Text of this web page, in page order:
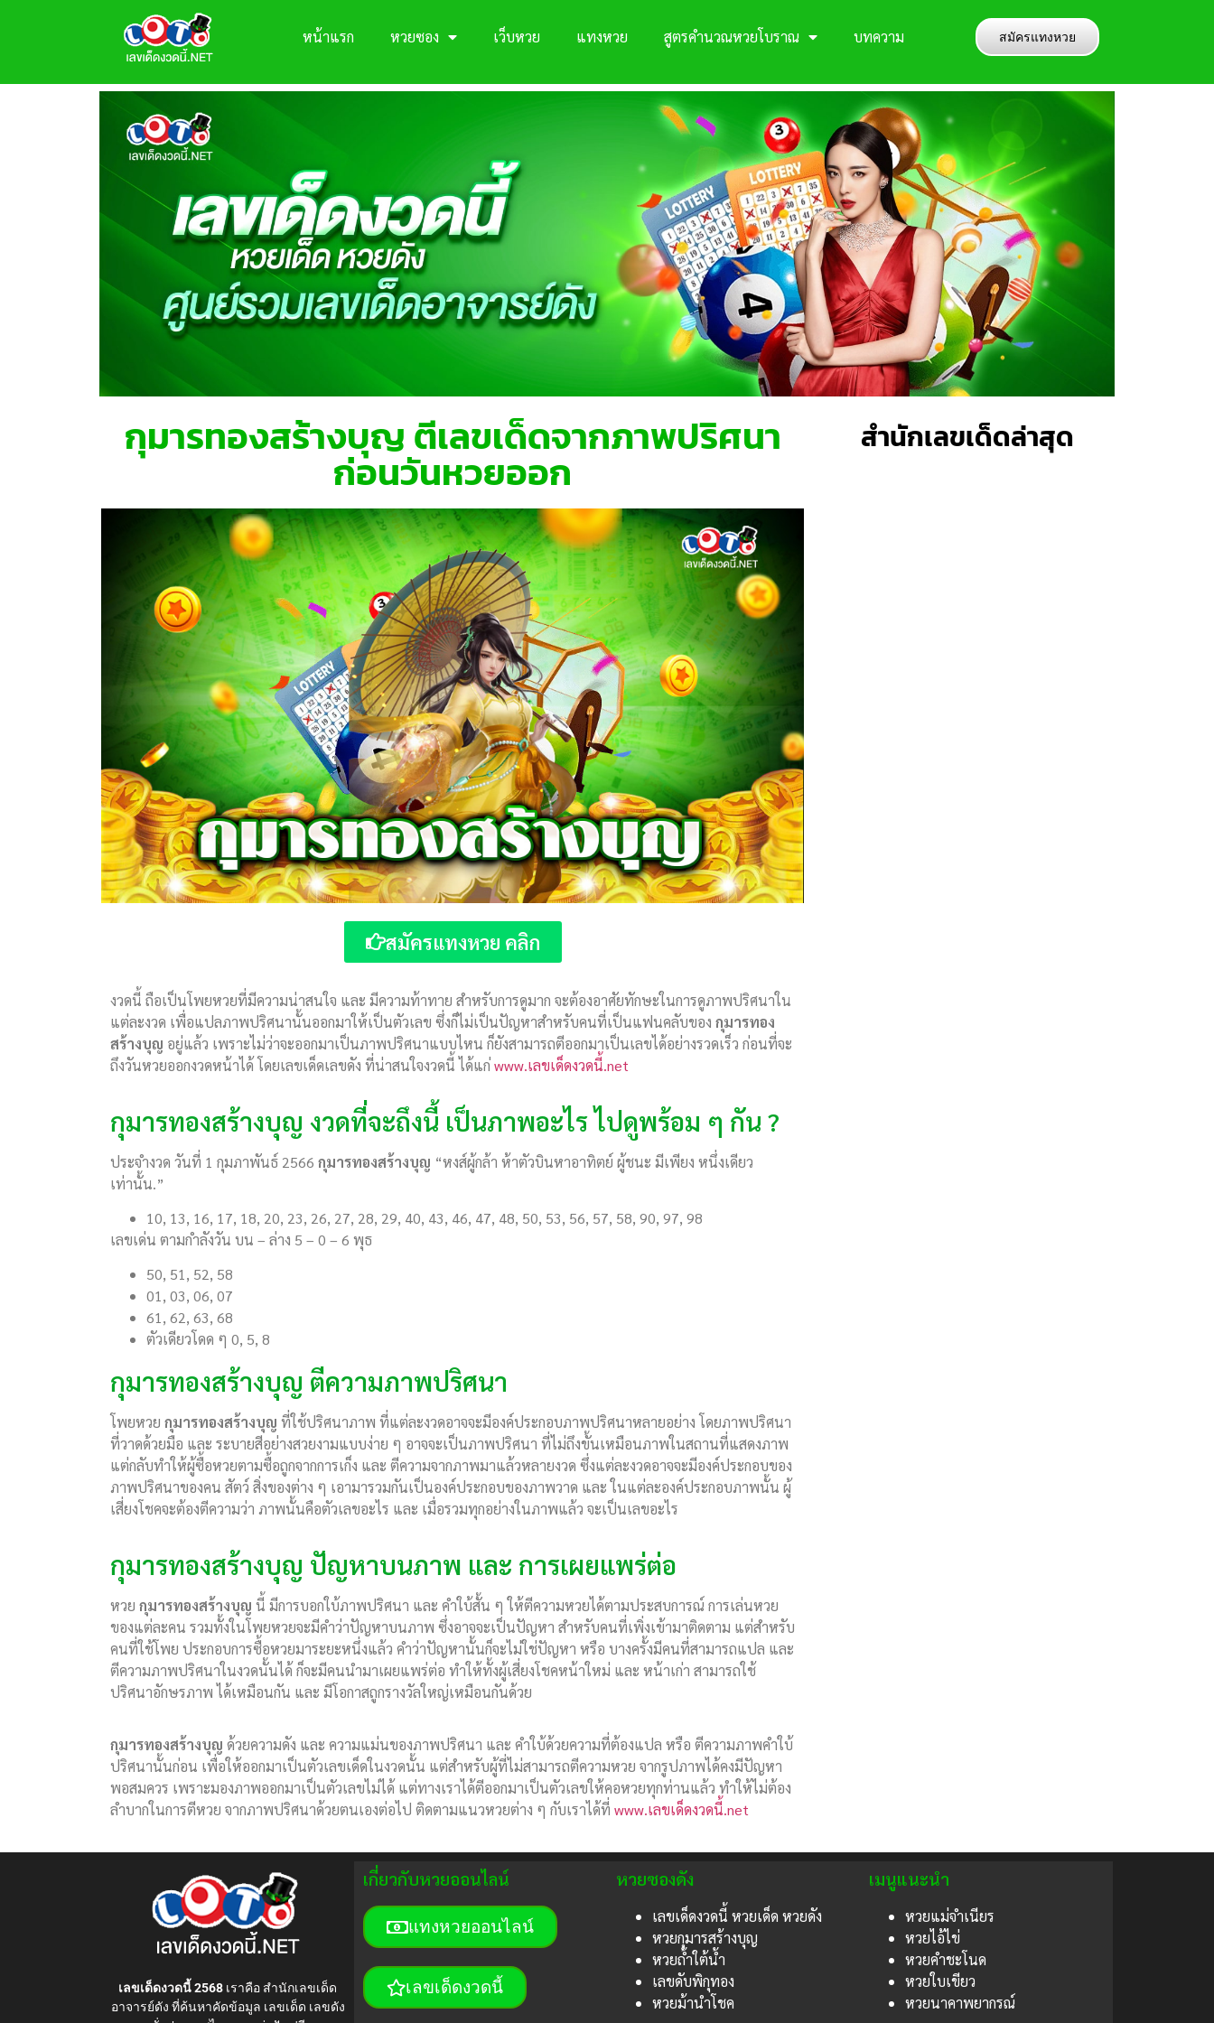
หน้าแรก หวยซอง เว็บหวย แทงหวย สูตรคำนวณหวยโบราณ บทความ สมัครแทงหวย
กุมารทองสร้างบุญ ตีเลขเด็ดจากภาพปริศนา
ก่อนวันหวยออก
สมัครแทงหวย คลิก
งวดนี้ ถือเป็นโพยหวยที่มีความน่าสนใจ และ มีความท้าทาย สำหรับการดูมาก จะต้องอาศัยทักษะในการดูภาพปริศนาใน
แต่ละงวด เพื่อแปลภาพปริศนานั้นออกมาให้เป็นตัวเลข ซึ่งก็ไม่เป็นปัญหาสำหรับคนที่เป็นแฟนคลับของ กุมารทอง
สร้างบุญ อยู่แล้ว เพราะไม่ว่าจะออกมาเป็นภาพปริศนาแบบไหน ก็ยังสามารถตีออกมาเป็นเลขได้อย่างรวดเร็ว ก่อนที่จะ
ถึงวันหวยออกงวดหน้าได้ โดยเลขเด็ดเลขดัง ที่น่าสนใจงวดนี้ ได้แก่www.เลขเด็ดงวดนี้.net
กุมารทองสร้างบุญ งวดที่จะถึงนี้ เป็นภาพอะไร ไปดูพร้อม ๆ กัน ?
ประจำงวด วันที่ 1 กุมภาพันธ์ 2566 กุมารทองสร้างบุญ “หงส์ผู้กล้า ห้าตัวบินหาอาทิตย์ ผู้ชนะ มีเพียง หนึ่งเดียว
เท่านั้น.”
10, 13, 16, 17, 18, 20, 23, 26, 27, 28, 29, 40, 43, 46, 47, 48, 50, 53, 56, 57, 58, 90, 97, 98
เลขเด่น ตามกำลังวัน บน – ล่าง 5 – 0 – 6 พุธ
50, 51, 52, 58
01, 03, 06, 07
61, 62, 63, 68
ตัวเดียวโดด ๆ 0, 5, 8
กุมารทองสร้างบุญ ตีความภาพปริศนา
โพยหวย กุมารทองสร้างบุญ ที่ใช้ปริศนาภาพ ที่แต่ละงวดอาจจะมีองค์ประกอบภาพปริศนาหลายอย่าง โดยภาพปริศนา
ที่วาดด้วยมือ และ ระบายสีอย่างสวยงามแบบง่าย ๆ อาจจะเป็นภาพปริศนา ที่ไม่ถึงขั้นเหมือนภาพในสถานที่แสดงภาพ
แต่กลับทำให้ผู้ซื้อหวยตามซื้อถูกจากการเก็ง และ ตีความจากภาพมาแล้วหลายงวด ซึ่งแต่ละงวดอาจจะมีองค์ประกอบของ
ภาพปริศนาของคน สัตว์ สิ่งของต่าง ๆ เอามารวมกันเป็นองค์ประกอบของภาพวาด และ ในแต่ละองค์ประกอบภาพนั้น ผู้
เสี่ยงโชคจะต้องตีความว่า ภาพนั้นคือตัวเลขอะไร และ เมื่อรวมทุกอย่างในภาพแล้ว จะเป็นเลขอะไร
กุมารทองสร้างบุญ ปัญหาบนภาพ และ การเผยแพร่ต่อ
หวย กุมารทองสร้างบุญ นี้ มีการบอกใบ้ภาพปริศนา และ คำใบ้สั้น ๆ ให้ตีความหวยได้ตามประสบการณ์ การเล่นหวย
ของแต่ละคน รวมทั้งในโพยหวยจะมีคำว่าปัญหาบนภาพ ซึ่งอาจจะเป็นปัญหา สำหรับคนที่เพิ่งเข้ามาติดตาม แต่สำหรับ
คนที่ใช้โพย ประกอบการซื้อหวยมาระยะหนึ่งแล้ว คำว่าปัญหานั้นก็จะไม่ใช่ปัญหา หรือ บางครั้งมีคนที่สามารถแปล และ
ตีความภาพปริศนาในงวดนั้นได้ ก็จะมีคนนำมาเผยแพร่ต่อ ทำให้ทั้งผู้เสี่ยงโชคหน้าใหม่ และ หน้าเก่า สามารถใช้
ปริศนาอักษรภาพ ได้เหมือนกัน และ มีโอกาสถูกรางวัลใหญ่เหมือนกันด้วย
กุมารทองสร้างบุญ ด้วยความดัง และ ความแม่นของภาพปริศนา และ คำใบ้ด้วยความที่ต้องแปล หรือ ตีความภาพคำใบ้
ปริศนานั้นก่อน เพื่อให้ออกมาเป็นตัวเลขเด็ดในงวดนั้น แต่สำหรับผู้ที่ไม่สามารถตีความหวย จากรูปภาพได้คงมีปัญหา
พอสมควร เพราะมองภาพออกมาเป็นตัวเลขไม่ได้ แต่ทางเราได้ตีออกมาเป็นตัวเลขให้คอหวยทุกท่านแล้ว ทำให้ไม่ต้อง
ลำบากในการตีหวย จากภาพปริศนาด้วยตนเองต่อไป ติดตามแนวหวยต่าง ๆ กับเราได้ที่ www.เลขเด็ดงวดนี้.net
สำนักเลขเด็ดล่าสุด
เลขเด็ดงวดนี้ 2568 เราคือ สำนักเลขเด็ด
อาจารย์ดัง ที่ค้นหาคัดข้อมูล เลขเด็ด เลขดัง
เกี่ยวกับหวยออนไลน์
แทงหวยออนไลน์
เลขเด็ดงวดนี้
หวยซองดัง
เลขเด็ดงวดนี้ หวยเด็ด หวยดัง
หวยกุมารสร้างบุญ
หวยถ้ำใต้น้ำ
เลขดับพิกุทอง
หวยม้านำโชค
เมนูแนะนำ
หวยแม่จำเนียร
หวยไอ้ไข่
หวยคำชะโนด
หวยใบเขียว
หวยนาคาพยากรณ์